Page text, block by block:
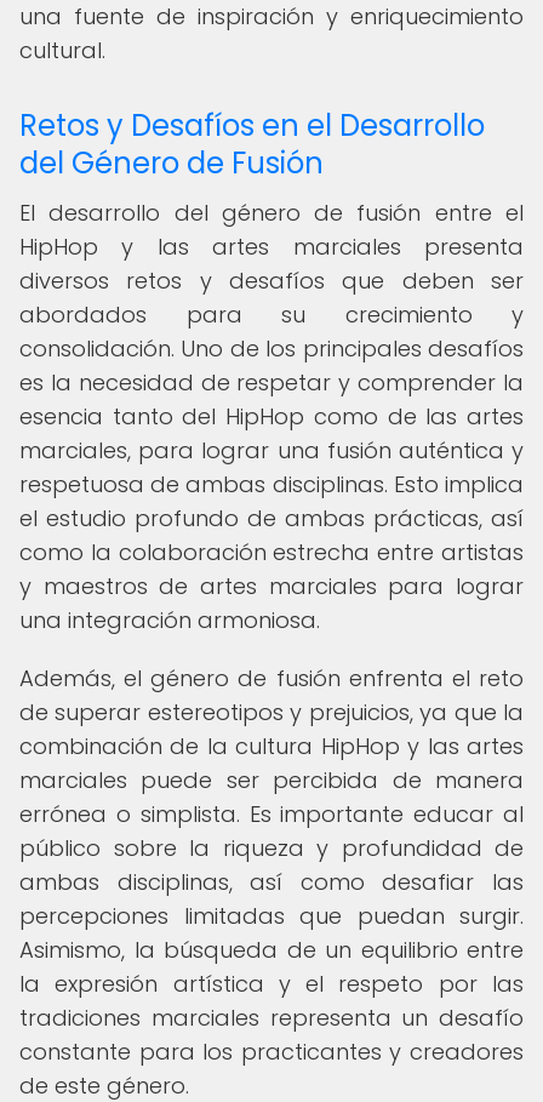
una fuente de inspiración y enriquecimiento
cultural.
Retos y Desafíos en el Desarrollo
del Género de Fusión
El desarrollo del género de fusión entre el
HipHop y las artes marciales presenta
diversos retos y desafíos que deben ser
abordados para su crecimiento y
consolidación. Uno de los principales desafíos
es la necesidad de respetar y comprender la
esencia tanto del HipHop como de las artes
marciales, para lograr una fusión auténtica y
respetuosa de ambas disciplinas. Esto implica
el estudio profundo de ambas prácticas, así
como la colaboración estrecha entre artistas
y maestros de artes marciales para lograr
una integración armoniosa.
Además, el género de fusión enfrenta el reto
de superar estereotipos y prejuicios, ya que la
combinación de la cultura HipHop y las artes
marciales puede ser percibida de manera
errónea o simplista. Es importante educar al
público sobre la riqueza y profundidad de
ambas disciplinas, así como desafiar las
percepciones limitadas que puedan surgir.
Asimismo, la búsqueda de un equilibrio entre
la expresión artística y el respeto por las
tradiciones marciales representa un desafío
constante para los practicantes y creadores
de este género.